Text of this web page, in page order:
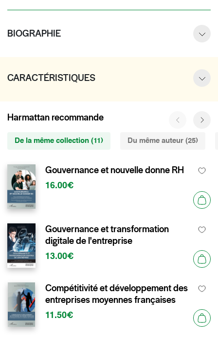
BIOGRAPHIE
CARACTÉRISTIQUES
Harmattan recommande
De la même collection (11) Du même auteur (25)
Gouvernance et nouvelle donne RH
16.00€
Gouvernance et transformation
digitale de l'entreprise
13.00€
Compétitivité et développement des
entreprises moyennes françaises
11.50€